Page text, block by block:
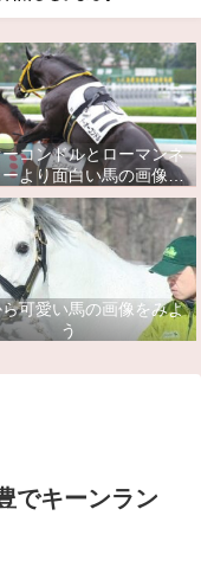
コンドルとローマンネ
より面白い馬の画像っ
てあるの？
可愛い馬の画像をみよ
う
でキーンラン